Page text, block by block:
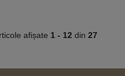
afișate 1 - 12 din 27